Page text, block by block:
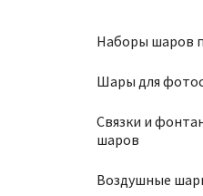
Наборы шаров
Шары для
Связки и
шаров
Воздушные